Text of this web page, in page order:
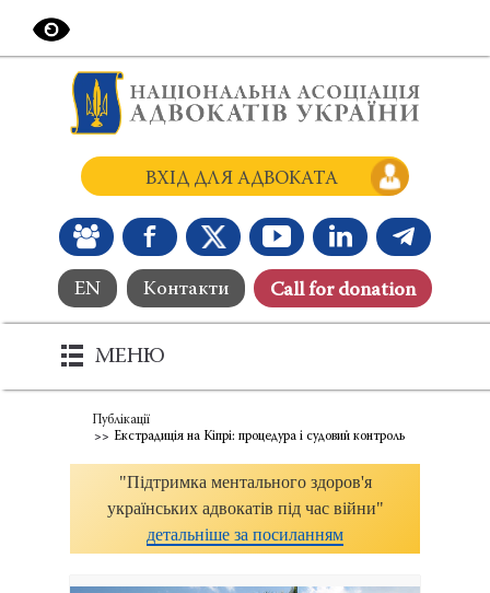
EN Контакти Сall for donation
ВХІД ДЛЯ АДВОКАТА
МЕНЮ
Публікації
Екстрадиція на Кіпрі: процедура і судовий контроль
"Підтримка ментального здоров'я
українських адвокатів під час війни"
детальніше за посиланням